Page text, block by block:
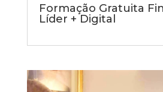
Formação Gratuita
Líder + Digital